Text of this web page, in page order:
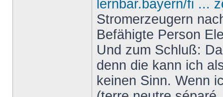
lernbar.bayern/fi ...
Stromerzeugern
Befähigte Person
Und zum Schluß:
denn die kann ich
keinen Sinn. Wenn